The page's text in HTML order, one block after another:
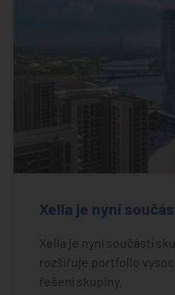
Xella je nyní
Xella je nyní součástí
rozšiřuje portfolio
řešení skupiny.